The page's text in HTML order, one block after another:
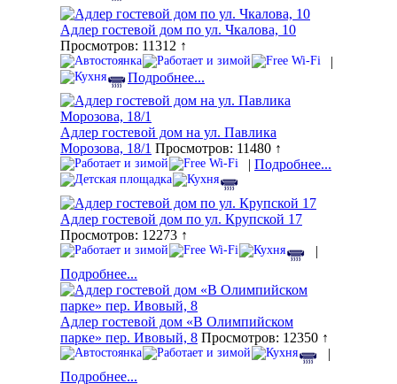
Адлер гостевой дом по ул. Чкалова, 10
Просмотров: 11312 ↑
|
Подробнее...
Адлер гостевой дом на ул. Павлика
Морозова, 18/1 Просмотров: 11480 ↑
| Подробнее...
Адлер гостевой дом по ул. Крупской 17
Просмотров: 12273 ↑
|
Подробнее...
Адлер гостевой дом «В Олимпийском
парке» пер. Ивовый, 8 Просмотров: 12350 ↑
|
Подробнее...